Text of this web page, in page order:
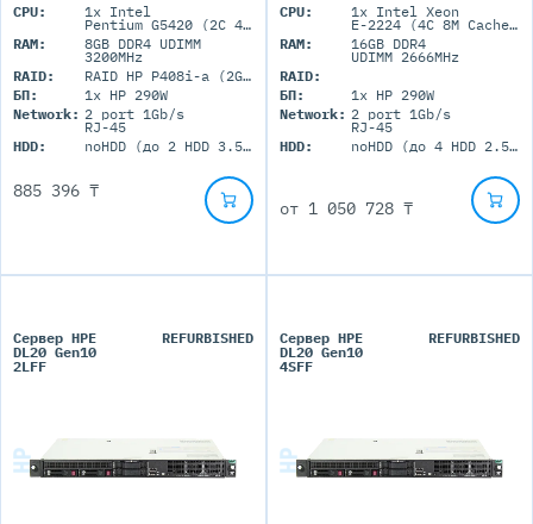
CPU: 1x Intel
Pentium G5420 (2C 4M Cache 3.80 GHz)
RAM:
8GB DDR4 UDIMM
3200MHz
RAID:
RAID HP P408i-a (2GB+FBWC)
БП:
1x HP 290W
Network: 2 port 1Gb/s
RJ-45
HDD:
noHDD (до 2 HDD 3.5'' LFF)
885 396 ₸
CPU: 1x Intel Xeon
E-2224 (4C 8M Cache 3.40 GHz)
RAM:
16GB DDR4
UDIMM 2666MHz
RAID:
БП:
1x HP 290W
Network: 2 port 1Gb/s
RJ-45
HDD:
noHDD (до 4 HDD 2.5'' SFF)
от 1 050 728 ₸
Сервер HPE
DL20 Gen10
2LFF
REFURBISHED
Сервер HPE
DL20 Gen10
4SFF
REFURBISHED